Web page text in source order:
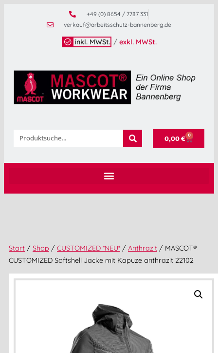
+49 (0) 8654 / 7787 331
verkauf@arbeitsschutz-bannenberg.de
inkl. MWSt. / exkl. MWSt.
0,00€ 0
Start / Shop / CUSTOMIZED *NEU* / Anthrazit / MASCOT®
CUSTOMIZED Softshell Jacke mit Kapuze anthrazit 22102